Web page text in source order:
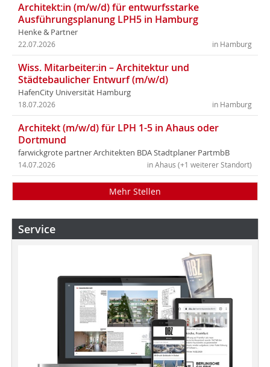
Architekt:in (m/w/d) für entwurfsstarke
Ausführungsplanung LPH5 in Hamburg
Henke & Partner
in Hamburg
22.07.2026
Wiss. Mitarbeiter:in – Architektur und
Städtebaulicher Entwurf (m/w/d)
HafenCity Universität Hamburg
in Hamburg
18.07.2026
Architekt (m/w/d) für LPH 1-5 in Ahaus oder
Dortmund
farwickgrote partner Architekten BDA Stadtplaner PartmbB
in Ahaus (+1 weiterer Standort)
14.07.2026
Mehr Stellen
Service